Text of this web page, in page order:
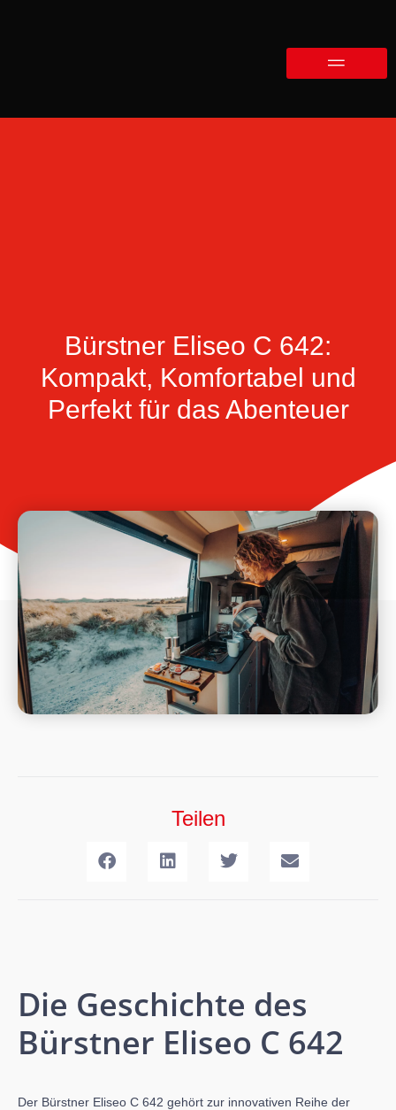
Bürstner Eliseo C 642:
Kompakt, Komfortabel und
Perfekt für das Abenteuer
Teilen
Die Geschichte des
Bürstner Eliseo C 642
Der Bürstner Eliseo C 642 gehört zur innovativen Reihe der